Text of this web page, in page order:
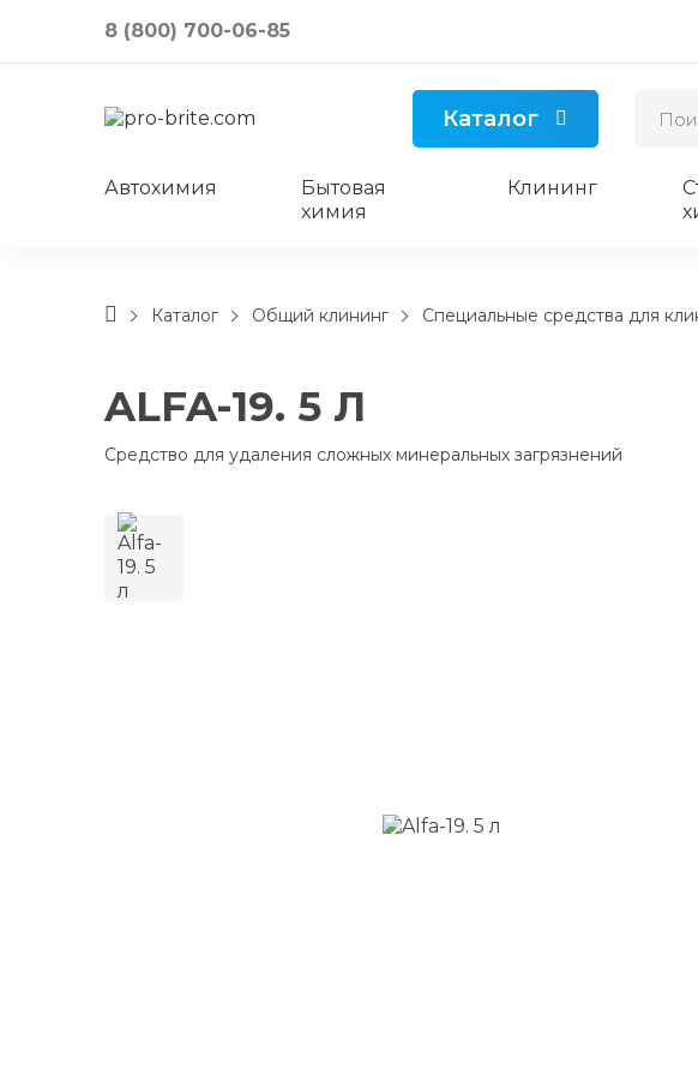
8 (800) 700-06-85
Каталог
Автохимия
Бытовая
химия
Клининг
Каталог Общий клининг Специальные средства для
ALFA-19. 5 Л
Средство для удаления сложных минеральных загрязнений